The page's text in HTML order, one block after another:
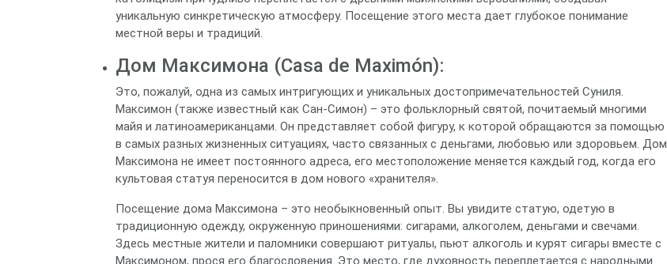
уникальную синкретическую атмосферу. Посещение этого места дает глубокое понимание
местной веры и традиций.
Дом Максимона (Casa de Maximón):
Это, пожалуй, одна из самых интригующих и уникальных достопримечательностей Суниля.
Максимон (также известный как Сан-Симон) – это фольклорный святой, почитаемый многими
майя и латиноамериканцами. Он представляет собой фигуру, к которой обращаются за помощью
в самых разных жизненных ситуациях, часто связанных с деньгами, любовью или здоровьем. Дом
Максимона не имеет постоянного адреса, его местоположение меняется каждый год, когда его
культовая статуя переносится в дом нового «хранителя».
Посещение дома Максимона – это необыкновенный опыт. Вы увидите статую, одетую в
традиционную одежду, окруженную приношениями: сигарами, алкоголем, деньгами и свечами.
Здесь местные жители и паломники совершают ритуалы, пьют алкоголь и курят сигары вместе с
Максимоном, прося его благословения. Это место, где духовность переплетается с народными